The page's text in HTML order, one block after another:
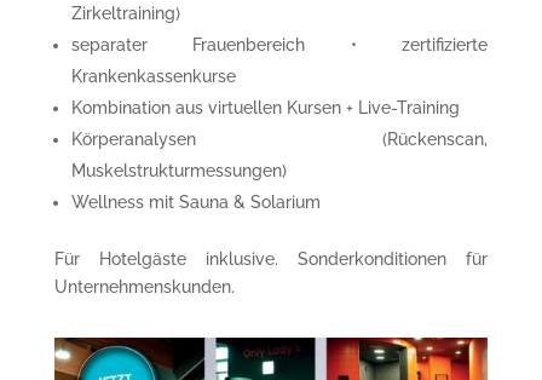
Zirkeltraining)
separater Frauenbereich • zertifizierte
Krankenkassenkurse
Kombination aus virtuellen Kursen + Live-Training
Körperanalysen (Rückenscan,
Muskelstrukturmessungen)
Wellness mit Sauna & Solarium
Für Hotelgäste inklusive. Sonderkonditionen für
Unternehmenskunden.